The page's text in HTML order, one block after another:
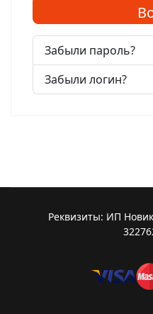
Забыли пароль?
Забыли логин?
Реквизиты: ИП